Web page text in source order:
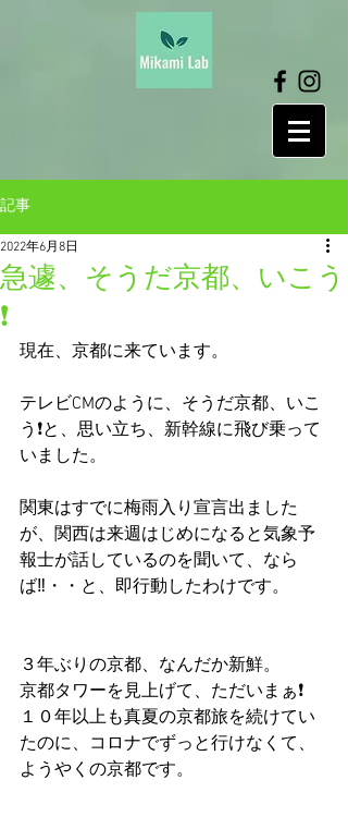
記事
急遽、そうだ京都、いこう
❗️
2022年6月8日
現在、京都に来ています。
テレビCMのように、そうだ京都、いこ
う❗️と、思い立ち、新幹線に飛び乗って
いました。
関東はすでに梅雨入り宣言出ました
が、関西は来週はじめになると気象予
報士が話しているのを聞いて、なら
ば‼️・・と、即行動したわけです。
３年ぶりの京都、なんだか新鮮。
京都タワーを見上げて、ただいまぁ❗️
１０年以上も真夏の京都旅を続けてい
たのに、コロナでずっと行けなくて、
ようやくの京都です。